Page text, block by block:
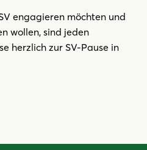
engagieren möchten und
wollen, sind jeden
herzlich zur SV-Pause in